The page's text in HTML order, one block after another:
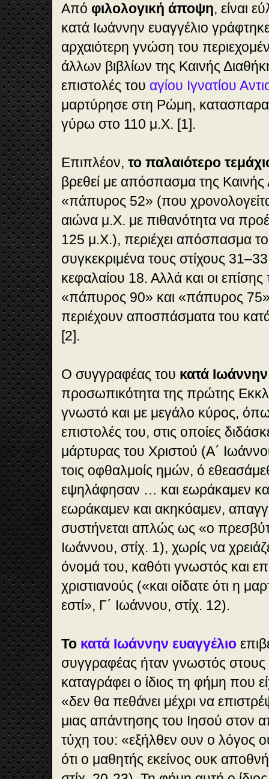
Από φιλολογική άποψη, είναι
κατά Ιωάννην ευαγγέλιο
αρχαιότερη γνώση του
άλλων βιβλίων της Καινής
επιστολές του αγίου Ιγνατίου
μαρτύρησε στη Ρώμη,
γύρω στο 110 μ.Χ. [1].
Επιπλέον, το παλαιότερο
βρεθεί με απόσπασμα της
«πάπυρος 52» (που
αιώνα μ.Χ. με πιθανότητα να
125 μ.Χ.), περιέχει απόσπασμα
συγκεκριμένα τους στίχους
κεφαλαίου 18. Αλλά και οι
«πάπυρος 90» και «πάπυρος
περιέχουν αποσπάσματα του
[2].
Ο συγγραφέας του κατά Ιωάννην
προσωπικότητα της πρώτης
γνωστό και με μεγάλο κύρος,
επιστολές του, στις οποίες
μάρτυρας του Χριστού (Α΄
τοις οφθαλμοίς ημών, ό
εψηλάφησαν … και εωράκαμεν
εωράκαμεν και ακηκόαμεν,
συστήνεται απλώς ως «ο
Ιωάννου, στίχ. 1), χωρίς να
όνομά του, καθότι γνωστός και
χριστιανούς («και οίδατε ότι η
εστί», Γ΄ Ιωάννου, στίχ. 12).
Το κατά Ιωάννην ευαγγέλιο
συγγραφέας ήταν γνωστός στους
καταγράφει ο ίδιος τη φήμη που
«δεν θα πεθάνει μέχρι να
μιας απάντησης του Ιησού στον
τύχη του: «εξήλθεν ουν ο λόγος
ότι ο μαθητής εκείνος ουκ